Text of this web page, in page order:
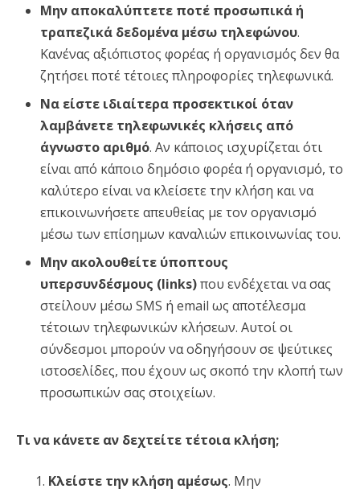
Μην αποκαλύπτετε ποτέ προσωπικά ή
τραπεζικά δεδομένα μέσω τηλεφώνου.
Κανένας αξιόπιστος φορέας ή οργανισμός δεν θα
ζητήσει ποτέ τέτοιες πληροφορίες τηλεφωνικά.
Να είστε ιδιαίτερα προσεκτικοί όταν
λαμβάνετε τηλεφωνικές κλήσεις από
άγνωστο αριθμό. Αν κάποιος ισχυρίζεται ότι
είναι από κάποιο δημόσιο φορέα ή οργανισμό, το
καλύτερο είναι να κλείσετε την κλήση και να
επικοινωνήσετε απευθείας με τον οργανισμό
μέσω των επίσημων καναλιών επικοινωνίας του.
Μην ακολουθείτε ύποπτους
υπερσυνδέσμους (links)που ενδέχεται να σας
στείλουν μέσω SMS ή email ως αποτέλεσμα
τέτοιων τηλεφωνικών κλήσεων. Αυτοί οι
σύνδεσμοι μπορούν να οδηγήσουν σε ψεύτικες
ιστοσελίδες, που έχουν ως σκοπό την κλοπή των
προσωπικών σας στοιχείων.
Τι να κάνετε αν δεχτείτε τέτοια κλήση;
Κλείστε την κλήση αμέσως. Μην